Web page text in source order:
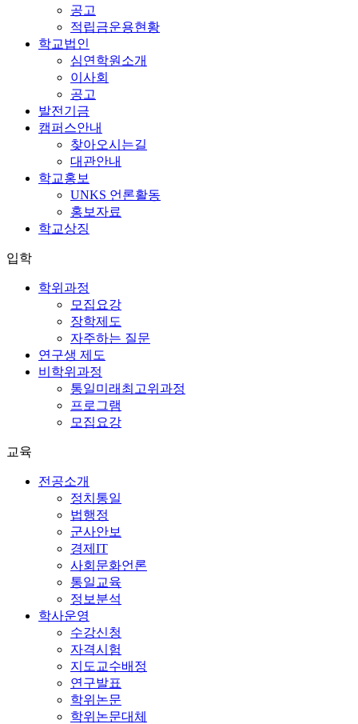
공고
적립금운용현황
학교법인
심연학원소개
이사회
공고
발전기금
캠퍼스안내
찾아오시는길
대관안내
학교홍보
UNKS 언론활동
홍보자료
학교상징
입학
학위과정
모집요강
장학제도
자주하는 질문
연구생 제도
비학위과정
통일미래최고위과정
프로그램
모집요강
교육
전공소개
정치통일
법행정
군사안보
경제IT
사회문화언론
통일교육
정보분석
학사운영
수강신청
자격시험
지도교수배정
연구발표
학위논문
학위논문대체